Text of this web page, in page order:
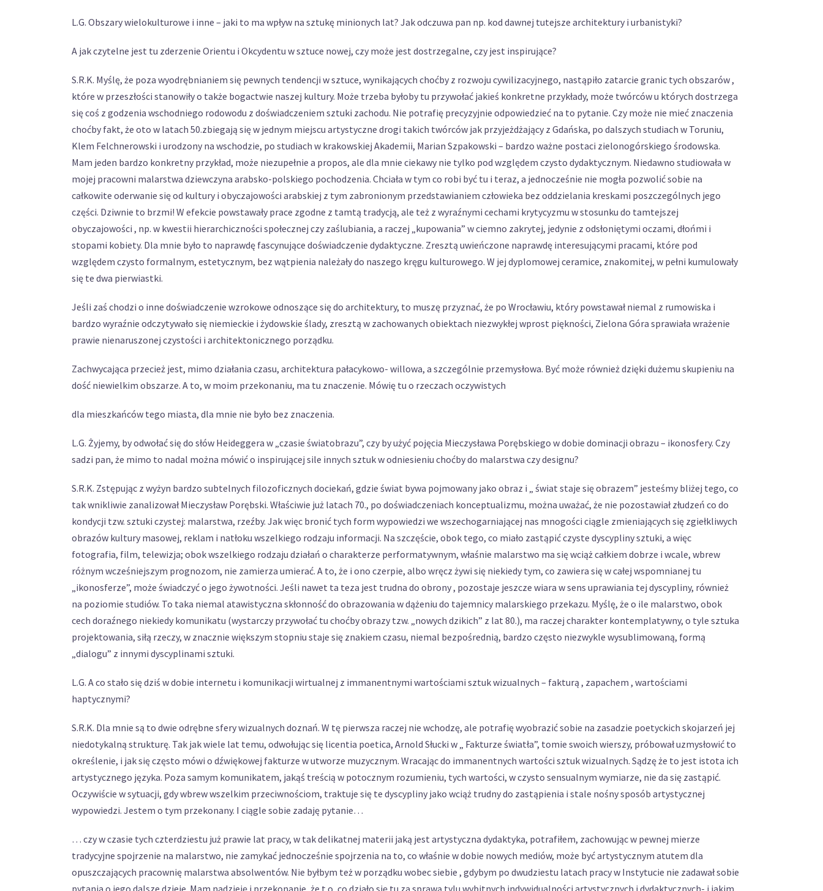
L.G. Obszary wielokulturowe i inne – jaki to ma wpływ na sztukę minionych lat? Jak odczuwa pan np. kod dawnej tutejsze architektury i urbanistyki?
A jak czytelne jest tu zderzenie Orientu i Okcydentu w sztuce nowej, czy może jest dostrzegalne, czy jest inspirujące?
S.R.K. Myślę, że poza wyodrębnianiem się pewnych tendencji w sztuce, wynikających choćby z rozwoju cywilizacyjnego, nastąpiło zatarcie granic tych obszarów ,
które w przeszłości stanowiły o także bogactwie naszej kultury. Może trzeba byłoby tu przywołać jakieś konkretne przykłady, może twórców u których dostrzega
się coś z godzenia wschodniego rodowodu z doświadczeniem sztuki zachodu. Nie potrafię precyzyjnie odpowiedzieć na to pytanie. Czy może nie mieć znaczenia
choćby fakt, że oto w latach 50.zbiegają się w jednym miejscu artystyczne drogi takich twórców jak przyjeżdżający z Gdańska, po dalszych studiach w Toruniu,
Klem Felchnerowski i urodzony na wschodzie, po studiach w krakowskiej Akademii, Marian Szpakowski – bardzo ważne postaci zielonogórskiego środowska.
Mam jeden bardzo konkretny przykład, może niezupełnie a propos, ale dla mnie ciekawy nie tylko pod względem czysto dydaktycznym. Niedawno studiowała w
mojej pracowni malarstwa dziewczyna arabsko-polskiego pochodzenia. Chciała w tym co robi być tu i teraz, a jednocześnie nie mogła pozwolić sobie na
całkowite oderwanie się od kultury i obyczajowości arabskiej z tym zabronionym przedstawianiem człowieka bez oddzielania kreskami poszczególnych jego
części. Dziwnie to brzmi! W efekcie powstawały prace zgodne z tamtą tradycją, ale też z wyraźnymi cechami krytycyzmu w stosunku do tamtejszej
obyczajowości , np. w kwestii hierarchiczności społecznej czy zaślubiania, a raczej „kupowania” w ciemno zakrytej, jedynie z odsłoniętymi oczami, dłońmi i
stopami kobiety. Dla mnie było to naprawdę fascynujące doświadczenie dydaktyczne. Zresztą uwieńczone naprawdę interesującymi pracami, które pod
względem czysto formalnym, estetycznym, bez wątpienia należały do naszego kręgu kulturowego. W jej dyplomowej ceramice, znakomitej, w pełni kumulowały
się te dwa pierwiastki.
Jeśli zaś chodzi o inne doświadczenie wzrokowe odnoszące się do architektury, to muszę przyznać, że po Wrocławiu, który powstawał niemal z rumowiska i
bardzo wyraźnie odczytywało się niemieckie i żydowskie ślady, zresztą w zachowanych obiektach niezwykłej wprost piękności, Zielona Góra sprawiała wrażenie
prawie nienaruszonej czystości i architektonicznego porządku.
Zachwycająca przecież jest, mimo działania czasu, architektura pałacykowo- willowa, a szczególnie przemysłowa. Być może również dzięki dużemu skupieniu na
dość niewielkim obszarze. A to, w moim przekonaniu, ma tu znaczenie. Mówię tu o rzeczach oczywistych
dla mieszkańców tego miasta, dla mnie nie było bez znaczenia.
L.G. Żyjemy, by odwołać się do słów Heideggera w „czasie światobrazu”, czy by użyć pojęcia Mieczysława Porębskiego w dobie dominacji obrazu – ikonosfery. Czy
sadzi pan, że mimo to nadal można mówić o inspirującej sile innych sztuk w odniesieniu choćby do malarstwa czy designu?
S.R.K. Zstępując z wyżyn bardzo subtelnych filozoficznych dociekań, gdzie świat bywa pojmowany jako obraz i „ świat staje się obrazem” jesteśmy bliżej tego, co
tak wnikliwie zanalizował Mieczysław Porębski. Właściwie już latach 70., po doświadczeniach konceptualizmu, można uważać, że nie pozostawiał złudzeń co do
kondycji tzw. sztuki czystej: malarstwa, rzeźby. Jak więc bronić tych form wypowiedzi we wszechogarniającej nas mnogości ciągle zmieniających się zgiełkliwych
obrazów kultury masowej, reklam i natłoku wszelkiego rodzaju informacji. Na szczęście, obok tego, co miało zastąpić czyste dyscypliny sztuki, a więc
fotografia, film, telewizja; obok wszelkiego rodzaju działań o charakterze performatywnym, właśnie malarstwo ma się wciąż całkiem dobrze i wcale, wbrew
różnym wcześniejszym prognozom, nie zamierza umierać. A to, że i ono czerpie, albo wręcz żywi się niekiedy tym, co zawiera się w całej wspomnianej tu
„ikonosferze”, może świadczyć o jego żywotności. Jeśli nawet ta teza jest trudna do obrony , pozostaje jeszcze wiara w sens uprawiania tej dyscypliny, również
na poziomie studiów. To taka niemal atawistyczna skłonność do obrazowania w dążeniu do tajemnicy malarskiego przekazu. Myślę, że o ile malarstwo, obok
cech doraźnego niekiedy komunikatu (wystarczy przywołać tu choćby obrazy tzw. „nowych dzikich” z lat 80.), ma raczej charakter kontemplatywny, o tyle sztuka
projektowania, siłą rzeczy, w znacznie większym stopniu staje się znakiem czasu, niemal bezpośrednią, bardzo często niezwykle wysublimowaną, formą
„dialogu” z innymi dyscyplinami sztuki.
L.G. A co stało się dziś w dobie internetu i komunikacji wirtualnej z immanentnymi wartościami sztuk wizualnych – fakturą , zapachem , wartościami
haptycznymi?
S.R.K. Dla mnie są to dwie odrębne sfery wizualnych doznań. W tę pierwsza raczej nie wchodzę, ale potrafię wyobrazić sobie na zasadzie poetyckich skojarzeń jej
niedotykalną strukturę. Tak jak wiele lat temu, odwołując się licentia poetica, Arnold Słucki w „ Fakturze światła”, tomie swoich wierszy, próbował uzmysłowić to
określenie, i jak się często mówi o dźwiękowej fakturze w utworze muzycznym. Wracając do immanentnych wartości sztuk wizualnych. Sądzę że to jest istota ich
artystycznego języka. Poza samym komunikatem, jakąś treścią w potocznym rozumieniu, tych wartości, w czysto sensualnym wymiarze, nie da się zastąpić.
Oczywiście w sytuacji, gdy wbrew wszelkim przeciwnościom, traktuje się te dyscypliny jako wciąż trudny do zastąpienia i stale nośny sposób artystycznej
wypowiedzi. Jestem o tym przekonany. I ciągle sobie zadaję pytanie…
… czy w czasie tych czterdziestu już prawie lat pracy, w tak delikatnej materii jaką jest artystyczna dydaktyka, potrafiłem, zachowując w pewnej mierze
tradycyjne spojrzenie na malarstwo, nie zamykać jednocześnie spojrzenia na to, co właśnie w dobie nowych mediów, może być artystycznym atutem dla
opuszczających pracownię malarstwa absolwentów. Nie byłbym też w porządku wobec siebie , gdybym po dwudziestu latach pracy w Instytucie nie zadawał sobie
pytania o jego dalsze dzieje. Mam nadzieję i przekonanie, że t o, co działo się tu za sprawą tylu wybitnych indywidualności artystycznych i dydaktycznych- i jakim